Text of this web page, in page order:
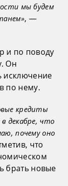
мы будем
, —
и по поводу
Он
исключение
по нему.
кредиты
декабре, что
почему оно
что
брать новые